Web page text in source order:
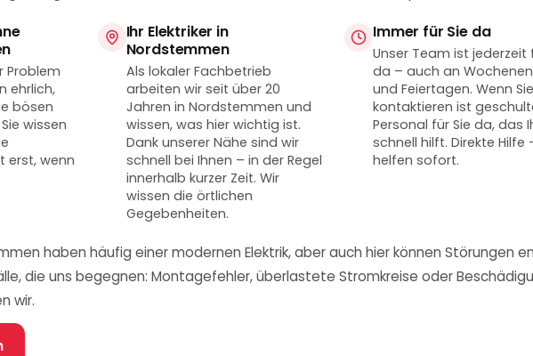
Problem
ehrlich,
bösen
wissen
erst, wenn
Ihr Elektriker in
Nordstemmen
Als lokaler Fachbetrieb
arbeiten wir seit über 20
Jahren in Nordstemmen und
wissen, was hier wichtig ist.
Dank unserer Nähe sind wir
schnell bei Ihnen – in der Regel
innerhalb kurzer Zeit. Wir
wissen die örtlichen
Gegebenheiten.
Immer für Sie da
Unser Team ist jederzeit
da – auch an
und Feiertagen. Wenn
kontaktieren ist
Personal für Sie da, das
schnell hilft. Direkte Hilfe
helfen sofort.
haben häufig einer modernen Elektrik, aber auch hier können Störungen
die uns begegnen: Montagefehler, überlastete Stromkreise oder
wir.